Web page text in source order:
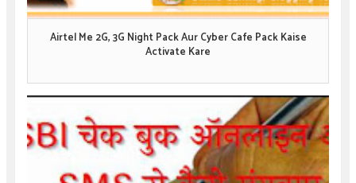
Airtel Me 2G, 3G Night Pack Aur Cyber Cafe Pack Kaise
Activate Kare